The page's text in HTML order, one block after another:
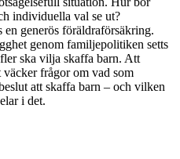
individuella val se ut?
generös föräldraförsäkring.
genom familjepolitiken setts
ska vilja skaffa barn. Att
väcker frågor om vad som
att skaffa barn – och vilken
i det.